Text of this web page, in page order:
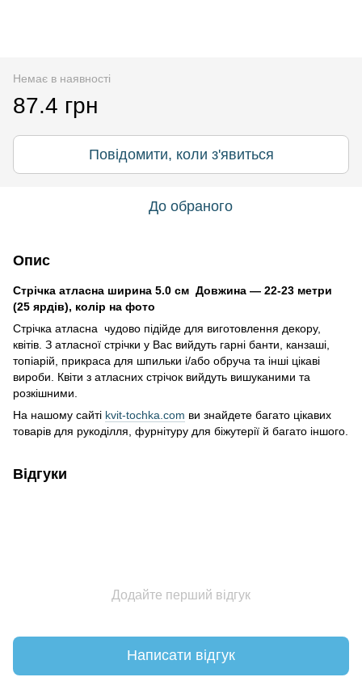
Немає в наявності
87.4 грн
Повідомити, коли з'явиться
До обраного
Опис
Стрічка атласна ширина 5.0 см Довжина — 22-23 метри
(25 ярдів), колір на фото
Стрічка атласна чудово підійде для виготовлення декору,
квітів. З атласної стрічки у Вас вийдуть гарні банти, канзаші,
топіарій, прикраса для шпильки і/або обруча та інші цікаві
вироби. Квіти з атласних стрічок вийдуть вишуканими та
розкішними.
На нашому сайті kvit-tochka.com ви знайдете багато цікавих
товарів для рукоділля, фурнітуру для біжутерії й багато іншого.
Відгуки
Додайте перший відгук
Написати відгук